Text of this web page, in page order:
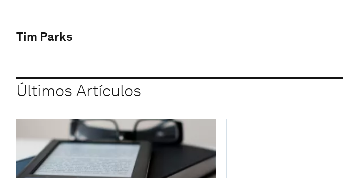
Tim Parks
Últimos Artículos